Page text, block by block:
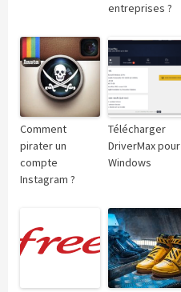
entreprises ?
Comment
pirater un
compte
Instagram ?
Télécharger
DriverMax pour
Windows